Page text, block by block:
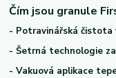
Čím jsou granule
- Potravinářská čistota
- Šetrná technologie
- Vakuová aplikace